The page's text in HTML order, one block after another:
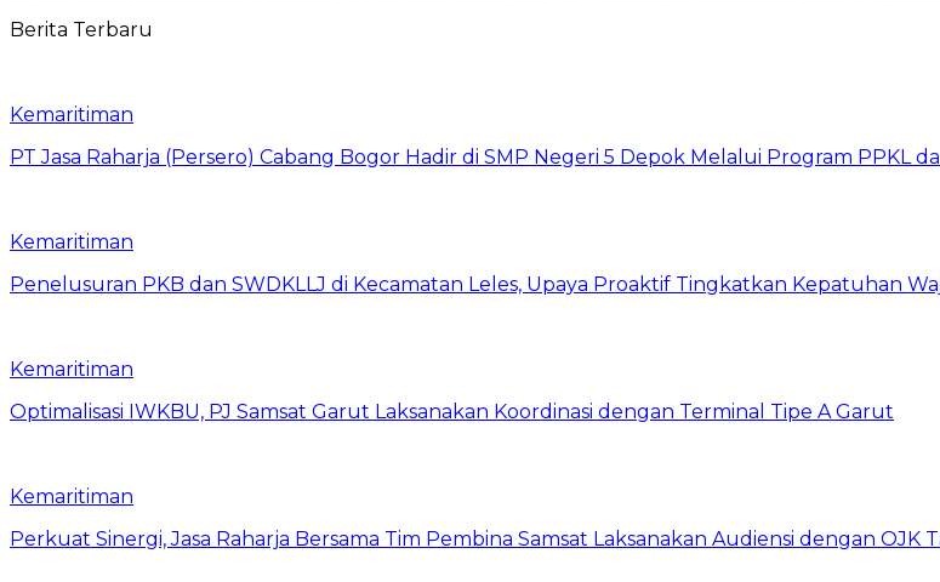
Berita Terbaru
Kemaritiman
PT Jasa Raharja (Persero) Cabang Bogor Hadir di SMP Negeri 5 Depok Melalui Program PPKL
Kemaritiman
Penelusuran PKB dan SWDKLLJ di Kecamatan Leles, Upaya Proaktif Tingkatkan Kepatuhan
Kemaritiman
Optimalisasi IWKBU, PJ Samsat Garut Laksanakan Koordinasi dengan Terminal Tipe A Garut
Kemaritiman
Perkuat Sinergi, Jasa Raharja Bersama Tim Pembina Samsat Laksanakan Audiensi dengan OJK